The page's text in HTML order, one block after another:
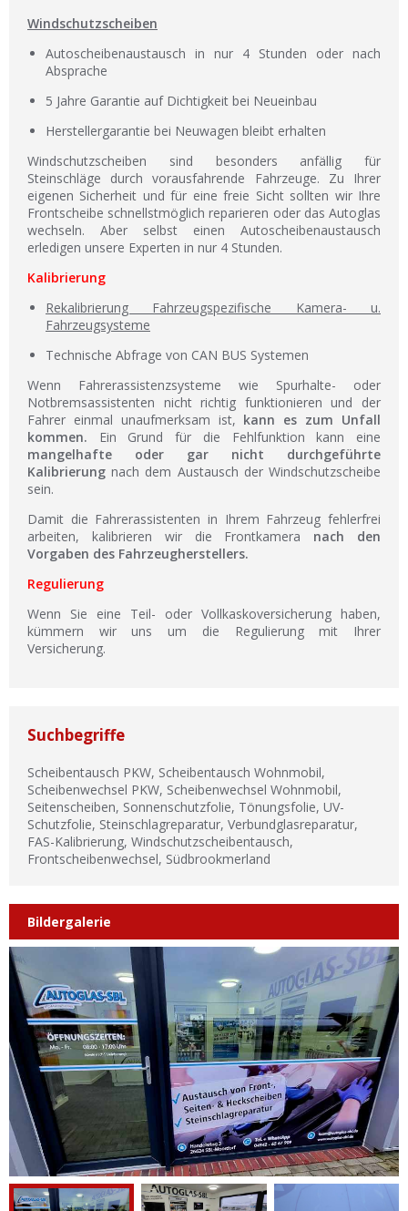
Windschutzscheiben
Autoscheibenaustausch in nur 4 Stunden oder nach
Absprache
5 Jahre Garantie auf Dichtigkeit bei Neueinbau
Herstellergarantie bei Neuwagen bleibt erhalten
Windschutzscheiben sind besonders anfällig für
Steinschläge durch vorausfahrende Fahrzeuge. Zu Ihrer
eigenen Sicherheit und für eine freie Sicht sollten wir Ihre
Frontscheibe schnellstmöglich reparieren oder das Autoglas
wechseln. Aber selbst einen Autoscheibenaustausch
erledigen unsere Experten in nur 4 Stunden.
Kalibrierung
Rekalibrierung Fahrzeugspezifische Kamera- u.
Fahrzeugsysteme
Technische Abfrage von CAN BUS Systemen
Wenn Fahrerassistenzsysteme wie Spurhalte- oder
Notbremsassistenten nicht richtig funktionieren und der
Fahrer einmal unaufmerksam ist, kann es zum Unfall
kommen. Ein Grund für die Fehlfunktion kann eine
mangelhafte oder gar nicht durchgeführte
Kalibrierung nach dem Austausch der Windschutzscheibe
sein.
Damit die Fahrerassistenten in Ihrem Fahrzeug fehlerfrei
arbeiten, kalibrieren wir die Frontkamera nach den
Vorgaben des Fahrzeugherstellers.
Regulierung
Wenn Sie eine Teil- oder Vollkaskoversicherung haben,
kümmern wir uns um die Regulierung mit Ihrer
Versicherung.
Suchbegriffe
Scheibentausch PKW, Scheibentausch Wohnmobil,
Scheibenwechsel PKW, Scheibenwechsel Wohnmobil,
Seitenscheiben, Sonnenschutzfolie, Tönungsfolie, UV-
Schutzfolie, Steinschlagreparatur, Verbundglasreparatur,
FAS-Kalibrierung, Windschutzscheibentausch,
Frontscheibenwechsel, Südbrookmerland
Bildergalerie